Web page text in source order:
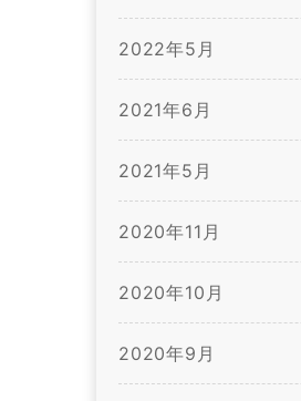
2022年5月
2021年6月
2021年5月
2020年11月
2020年10月
2020年9月